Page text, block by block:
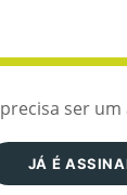
ser
JÁ É